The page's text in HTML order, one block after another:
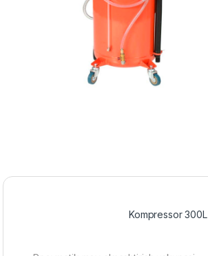
Kompressor 300L